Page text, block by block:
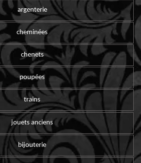
argenterie
cheminées
chenets
poupées
trains
jouets anciens
bijouterie